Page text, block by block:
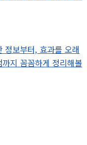
정보부터, 효과를 오래
지 꼼꼼하게 정리해볼